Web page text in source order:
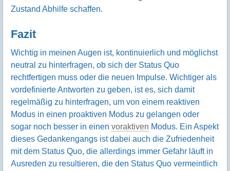
Zustand Abhilfe schaffen.
Fazit
Wichtig in meinen Augen ist, kontinuierlich und möglichst
neutral zu hinterfragen, ob sich der Status Quo
rechtfertigen muss oder die neuen Impulse. Wichtiger als
vordefinierte Antworten zu geben, ist es, sich damit
regelmäßig zu hinterfragen, um von einem reaktiven
Modus in einen proaktiven Modus zu gelangen oder
sogar noch besser in einen voraktiven Modus. Ein Aspekt
dieses Gedankengangs ist dabei auch die Zufriedenheit
mit dem Status Quo, die allerdings immer Gefahr läuft in
Ausreden zu resultieren, die den Status Quo vermeintlich